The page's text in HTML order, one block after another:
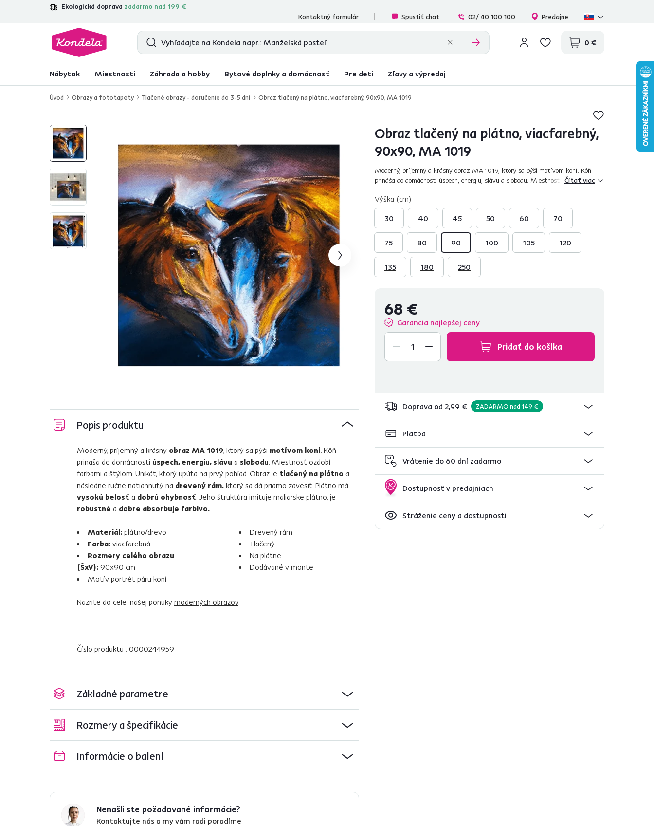
Ekologická doprava zadarmo nad 199 €
4,7 31 211overených produktových recenzií
Kontaktný formulár
Spustiť chat 02/ 40 100 100 Predajne
0 €
Nábytok Miestnosti Záhrada a hobby Bytové doplnky a domácnosť Pre deti Zľavy a výpredaj
Úvod Obrazy a fototapety Tlačené obrazy - doručenie do 3-5 dní Obraz tlačený na plátno, viacfarebný, 90x90, MA 1019
Obraz tlačený na plátno, viacfarebný,
90x90, MA 1019
Moderný, príjemný a krásny obraz MA 1019, ktorý sa pýši motívom koní. Kôň
prináša do domácnosti úspech, energiu, slávu a slobodu. Miestnosť ozdobí farbami
Čítať viac
Výška (cm)
30
40 45 50 60 70
75 80 90 100 105 120
135 180 250
68 €
Garancia najlepšej ceny
Pridať do košíka
Doprava od 2,99 € ZADARMO nad 149 €
Platba
Vrátenie do 60 dní zadarmo
Dostupnosť v predajniach
Stráženie ceny a dostupnosti
Popis produktu
Moderný, príjemný a krásny obraz MA 1019, ktorý sa pýši motívom koní . Kôň
prináša do domácnosti úspech, energiu, slávu a slobodu . Miestnosť ozdobí
farbami a štýlom. Unikát, ktorý upúta na prvý pohľad. Obraz je tlačený na plátno a
následne ručne natiahnutý na drevený rám, ktorý sa dá priamo zavesiť. Plátno má
vysokú belosť a dobrú ohybnosť . Jeho štruktúra imituje maliarske plátno, je
robustné a dobre absorbuje farbivo.
Materiál: plátno/drevo
Farba: viacfarebná
Rozmery celého obrazu
(ŠxV): 90x90 cm
Motív portrét páru koní
Drevený rám
Tlačený
Na plátne
Dodávané v monte
Nazrite do celej našej ponuky moderných obrazov.
Číslo produktu : 0000244959
Základné parametre
Rozmery a špecifikácie
Informácie o balení
Nenašli ste požadované informácie?
Kontaktujte nás a my vám radi poradíme